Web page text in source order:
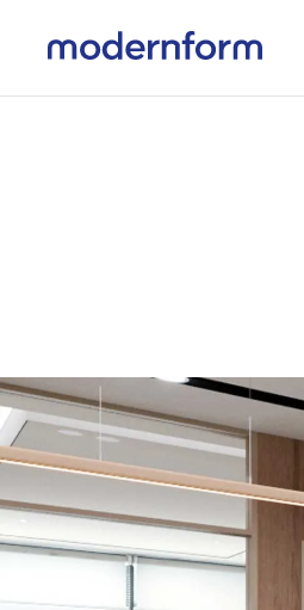
Office
Gaming
Workspace
Executive
Meeting & Conference
Lounge area
Collaboration space
Hybrid Space New!